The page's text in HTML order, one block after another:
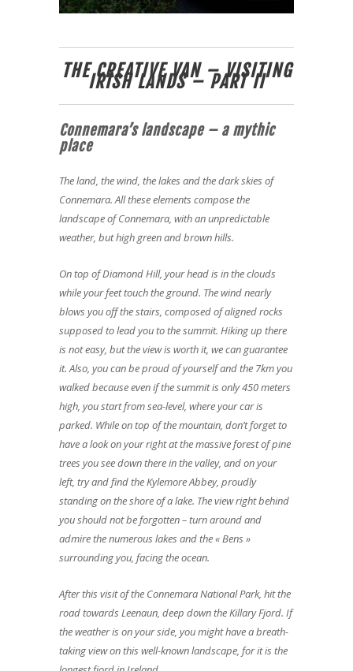
THE CREATIVE VAN – VISITING
IRISH LANDS – PART II
Connemara’s landscape – a mythic
place
The land, the wind, the lakes and the dark skies of
Connemara. All these elements compose the
landscape of Connemara, with an unpredictable
weather, but high green and brown hills.
On top of Diamond Hill, your head is in the clouds
while your feet touch the ground. The wind nearly
blows you off the stairs, composed of aligned rocks
supposed to lead you to the summit. Hiking up there
is not easy, but the view is worth it, we can guarantee
it. Also, you can be proud of yourself and the 7km you
walked because even if the summit is only 450 meters
high, you start from sea-level, where your car is
parked. While on top of the mountain, don’t forget to
have a look on your right at the massive forest of pine
trees you see down there in the valley, and on your
left, try and find the Kylemore Abbey, proudly
standing on the shore of a lake. The view right behind
you should not be forgotten – turn around and
admire the numerous lakes and the « Bens »
surrounding you, facing the ocean.
After this visit of the Connemara National Park, hit the
road towards Leenaun, deep down the Killary Fjord. If
the weather is on your side, you might have a breath-
taking view on this well-known landscape, for it is the